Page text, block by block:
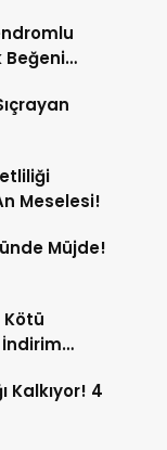
Beğeni
Meselesi!
Müjde!
İndirim
Kalkıyor! 4